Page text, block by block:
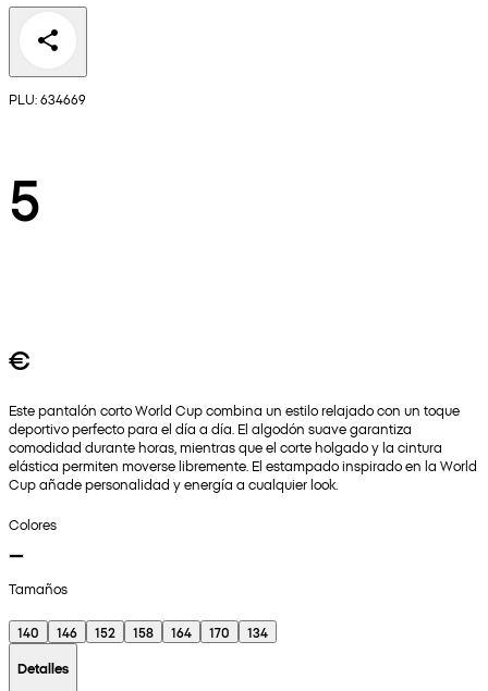
PLU: 634669
5
€
Este pantalón corto World Cup combina un estilo relajado con un toque
deportivo perfecto para el día a día. El algodón suave garantiza
comodidad durante horas, mientras que el corte holgado y la cintura
elástica permiten moverse libremente. El estampado inspirado en la World
Cup añade personalidad y energía a cualquier look.
Colores
Tamaños
140 146 152 158 164 170
134
Detalles